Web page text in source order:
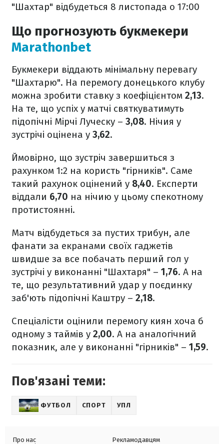
"Шахтар" відбудеться 8 листопада о 17:00
Що прогнозують букмекери
Marathonbet
Букмекери віддають мінімальну перевагу
"Шахтарю". На перемогу донецького клубу
можна зробити ставку з коефіцієнтом 2,13.
На те, що успіх у матчі святкуватимуть
підопічні Мірчі Луческу – 3,08. Нічия у
зустрічі оцінена у 3,62.
Ймовірно, що зустріч завершиться з
рахунком 1:2 на користь "гірників". Саме
такий рахунок оцінений у 8,40. Експерти
віддали 6,70 на нічию у цьому спекотному
протистоянні.
Матч відбудеться за пустих трибун, але
фанати за екранами своїх гаджетів
швидше за все побачать перший гол у
зустрічі у виконанні "Шахтаря" – 1,76. А на
те, що результативний удар у поєдинку
заб'ють підопічні Каштру – 2,18.
Спеціалісти оцінили перемогу киян хоча б
одному з таймів у 2,00. А на аналогічний
показник, але у виконанні "гірників" – 1,59.
Пов'язані теми:
ФУТБОЛ СПОРТ УПЛ
Про нас
Рекламодавцям